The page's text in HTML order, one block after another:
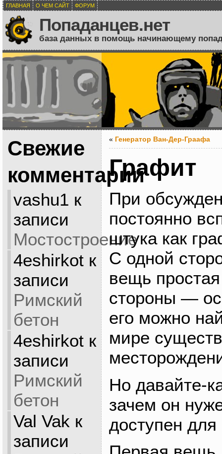
ГЛАВНАЯ О ЧЕМ САЙТ ФОРУМ
Попаданцев.нет
база данных в помощь начинающему
Свежие
комментарии
vashu1 к
записи
Мостостроение
4eshirkotк
записи
Римский
бетон
4eshirkotк
записи
Римский
бетон
Val Vak к
записи
« Генератор Ван-Дер-Граафа
Графит
При
постоянно
штука как
С одной
вещь
стороны —
его можно
мире
Но давайте-
зачем он
доступен